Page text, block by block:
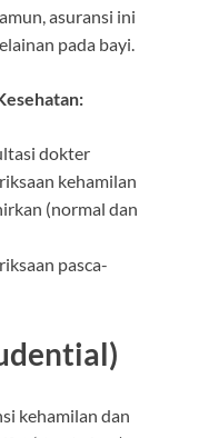
asuransi ini
pada bayi.
dokter
kehamilan
(normal dan
pasca-
kehamilan dan